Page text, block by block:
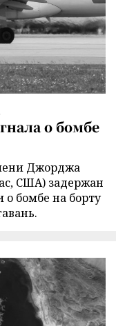
о бомбе
Джорджа
США) задержан
бомбе на борту